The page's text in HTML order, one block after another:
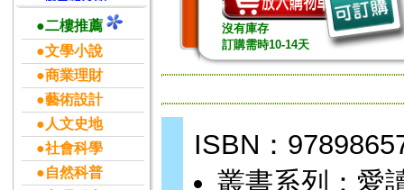
●二樓推薦
●文學小說
●商業理財
●藝術設計
●人文史地
●社會科學
●自然科普
沒有庫存
訂購需時10-14天
ISBN：
叢書系列：愛